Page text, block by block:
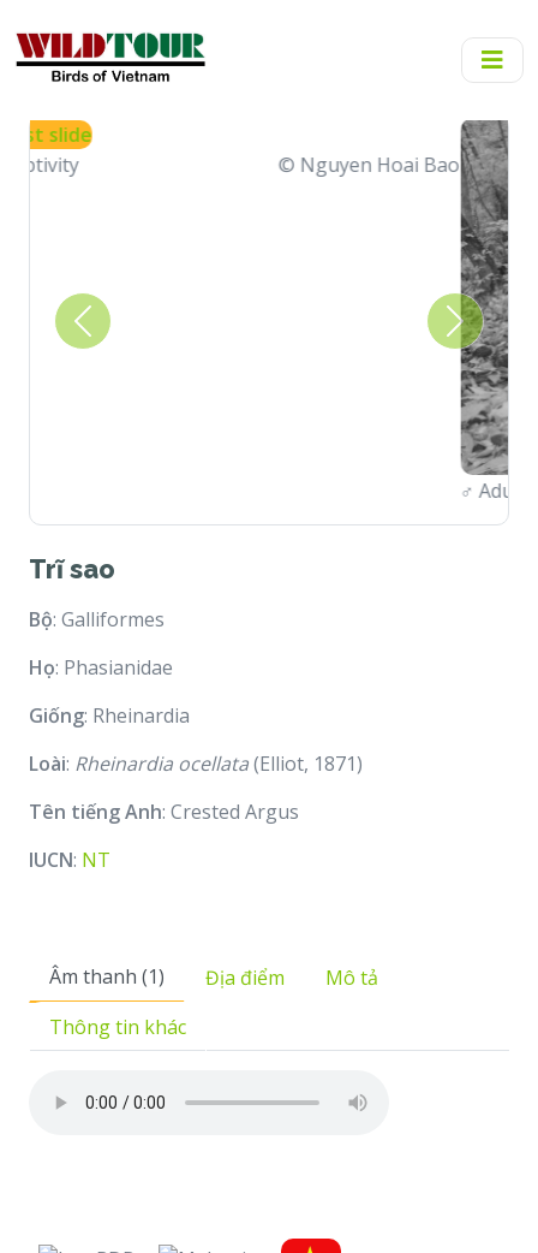
© Vietnature
Previous Next
Trĩ sao
Bộ: Galliformes
Họ: Phasianidae
Giống: Rheinardia
Loài: Rheinardia ocellata(Elliot, 1871)
Tên tiếng Anh: Crested Argus
IUCN: NT
Âm thanh (1) Địa điểm
Mô tả
Thông tin khác